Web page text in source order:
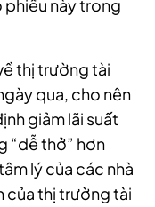
phiếu này trong
thị trường tài
qua, cho nên
giảm lãi suất
“dễ thở” hơn
lý của các nhà
của thị trường tài